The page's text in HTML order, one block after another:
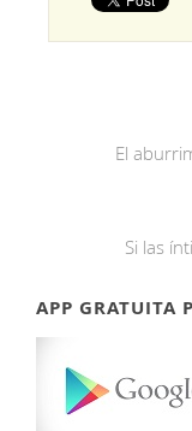
El
Si las
APP GRATUITA